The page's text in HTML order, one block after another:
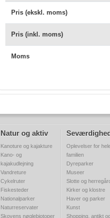
Pris (ekskl. moms)
Pris (inkl. moms)
Moms
Natur og aktiv
Kanoture og kajakture
Kano- og
kajakudlejning
Vandreture
Cykelruter
Fiskesteder
Nationalparker
Naturreservater
Skovens nøglebiotoper
Oplevelser for
familien
Dyreparker
Museer
Slotte og
Kirker og klostre
Haver og parker
Kunst
Shopping, antikt